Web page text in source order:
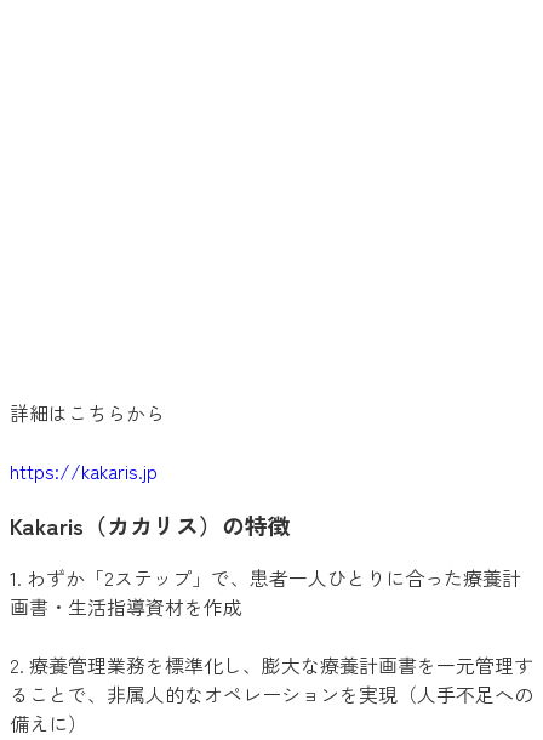
詳細はこちらから
https://kakaris.jp
Kakaris（カカリス）の特徴
1. わずか「2ステップ」で、患者一人ひとりに合った療養計
画書・生活指導資材を作成
2. 療養管理業務を標準化し、膨大な療養計画書を一元管理す
ることで、非属人的なオペレーションを実現（人手不足への
備えに）